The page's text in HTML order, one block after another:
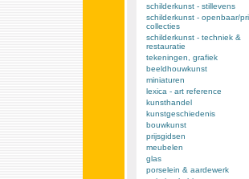
schilderkunst - stillevens
schilderkunst - openbaar/
collecties
schilderkunst - techniek &
restauratie
tekeningen, grafiek
beeldhouwkunst
miniaturen
lexica - art reference
kunsthandel
kunstgeschiedenis
bouwkunst
prijsgidsen
meubelen
glas
porselein & aardewerk